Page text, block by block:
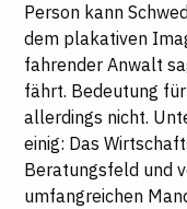
Person kann
dem plakativen
fahrender Anwalt
fährt. Bedeutung
allerdings nicht.
einig: Das
Beratungsfeld und
umfangreichen